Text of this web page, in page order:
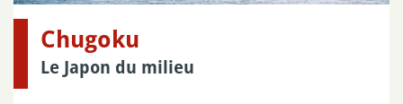
Chugoku
Le Japon du milieu